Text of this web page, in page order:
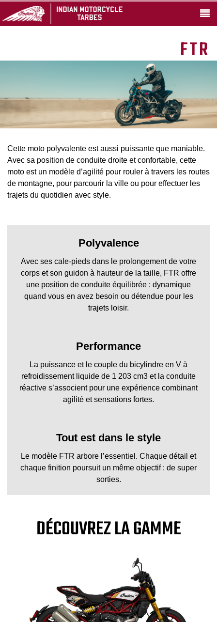
FTR
Cette moto polyvalente est aussi puissante que maniable.
Avec sa position de conduite droite et confortable, cette
moto est un modèle d’agilité pour rouler à travers les routes
de montagne, pour parcourir la ville ou pour effectuer les
trajets du quotidien avec style.
Polyvalence
Avec ses cale-pieds dans le prolongement de votre
corps et son guidon à hauteur de la taille, FTR offre
une position de conduite équilibrée : dynamique
quand vous en avez besoin ou détendue pour les
trajets loisir.
Performance
La puissance et le couple du bicylindre en V à
refroidissement liquide de 1 203 cm3 et la conduite
réactive s’associent pour une expérience combinant
agilité et sensations fortes.
Tout est dans le style
Le modèle FTR arbore l’essentiel. Chaque détail et
chaque finition poursuit un même objectif : de super
sorties.
DÉCOUVREZ LA GAMME